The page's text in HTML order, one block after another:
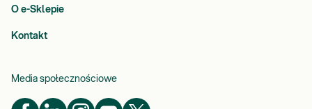
O e-Sklepie
Kontakt
Media społecznościowe